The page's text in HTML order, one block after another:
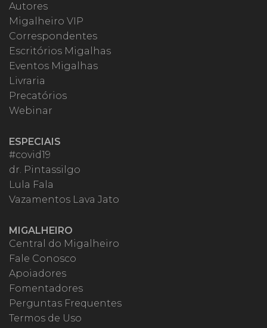
Autores
Migalheiro VIP
Correspondentes
Escritórios Migalhas
Eventos Migalhas
Livraria
Precatórios
Webinar
ESPECIAIS
#covid19
dr. Pintassilgo
Lula Fala
Vazamentos Lava Jato
MIGALHEIRO
Central do Migalheiro
Fale Conosco
Apoiadores
Fomentadores
Perguntas Frequentes
Termos de Uso